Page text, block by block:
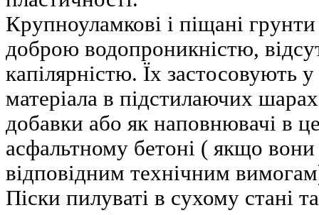
Крупноуламкові і піщані
доброю водопроникністю,
капілярністю. Їх застосовують
матеріала в підстилаючих
добавки або як наповнювачі в
асфальтному бетоні ( якщо вони
відповідним технічним
Піски пилуваті в сухому стані